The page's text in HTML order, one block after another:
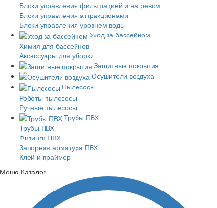
Блоки управления фильтрацией и нагревом
Блоки управления аттракционами
Блоки управления уровнем воды
Уход за бассейном
Химия для бассейнов
Аксессуары для уборки
Защитные покрытия
Осушители воздуха
Пылесосы
Роботы-пылесосы
Ручные пылесосы
Трубы ПВХ
Трубы ПВХ
Фитинги ПВХ
Запорная арматура ПВХ
Клей и праймер
Меню Каталог